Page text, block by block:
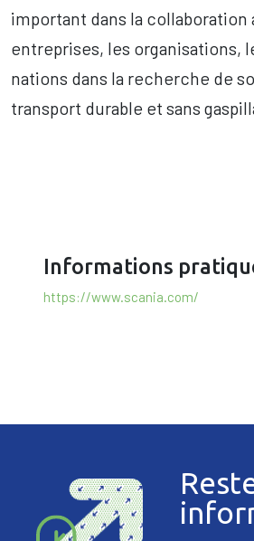
important dans la collaboration
entreprises, les organisations,
nations dans la recherche de
transport durable et sans
Informations
https://www.scania.com/